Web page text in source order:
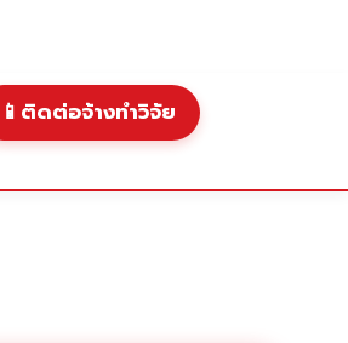
📱 ติดต่อจ้างทำวิจัย